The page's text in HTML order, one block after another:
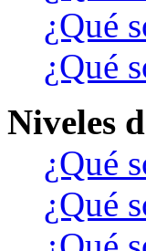
¿Qué
¿Qué
Niveles
¿Qué
¿Qué